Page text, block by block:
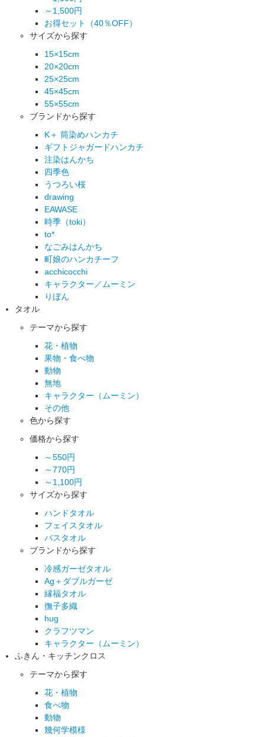
～1,500円
お得セット（40％OFF）
サイズから探す
15×15cm
20×20cm
25×25cm
45×45cm
55×55cm
ブランドから探す
K＋ 筒染めハンカチ
ギフトジャガードハンカチ
注染はんかち
四季色
うつろい桜
drawing
EAWASE
時季（toki）
to*
なごみはんかち
町娘のハンカチーフ
acchicocchi
キャラクター／ムーミン
りぼん
タオル
テーマから探す
花・植物
果物・食べ物
動物
無地
キャラクター（ムーミン）
その他
色から探す
価格から探す
～550円
～770円
～1,100円
サイズから探す
ハンドタオル
フェイスタオル
バスタオル
ブランドから探す
冷感ガーゼタオル
Ag＋ダブルガーゼ
縁福タオル
撫子多織
hug
クラフツマン
キャラクター（ムーミン）
ふきん・キッチンクロス
テーマから探す
花・植物
食べ物
動物
幾何学模様